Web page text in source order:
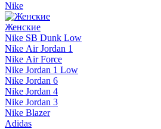
Nike
Женские
Nike SB Dunk Low
Nike Air Jordan 1
Nike Air Force
Nike Jordan 1 Low
Nike Jordan 6
Nike Jordan 4
Nike Jordan 3
Nike Blazer
Adidas